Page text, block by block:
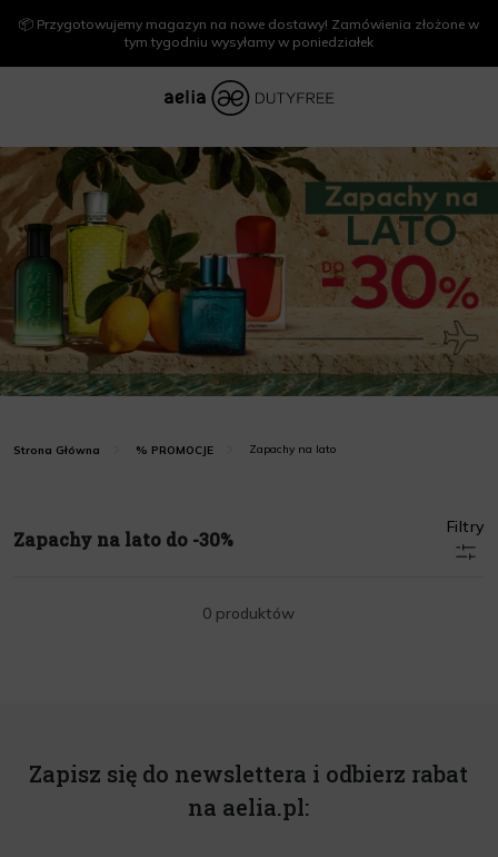
📦 Przygotowujemy magazyn na nowe dostawy! Zamówienia złożone w
tym tygodniu wysyłamy w poniedziałek
Strona Główna % PROMOCJE Zapachy na lato
Zapachy na lato do -30%
Filtry
0 produktów
Zapisz się do newslettera i odbierz rabat
na aelia.pl: